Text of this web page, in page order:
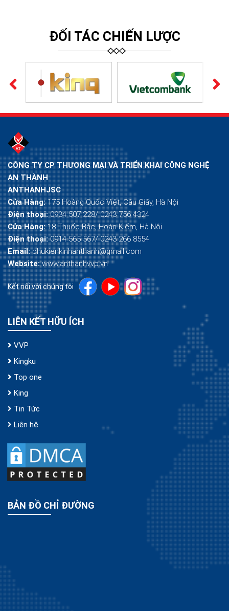
ĐỐI TÁC CHIẾN LƯỢC
CÔNG TY CP THƯƠNG MẠI VÀ TRIỂN KHAI CÔNG NGHỆ
AN THÀNH
ANTHANHJSC
Cửa Hàng:175 Hoàng Quốc Việt, Cầu Giấy, Hà Nội
Điện thoại:0934 507 228/ 0243 756 4324
Cửa Hàng:18 Thuốc Bắc, Hoàn Kiếm, Hà Nội
Điện thoại:0914 565 567/ 0243 266 8554
Email:phukienkinhanthanh@gmail.com
Website:www.anthanhvvp.vn
Kết nối với chúng tôi
LIÊN KẾT HỮU ÍCH
VVP
Kingku
Top one
King
Tin Tức
Liên hệ
BẢN ĐỒ CHỈ ĐƯỜNG